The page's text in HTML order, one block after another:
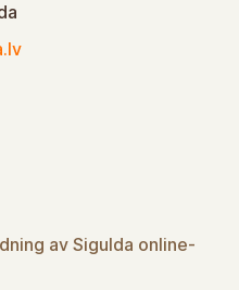
av Sigulda online-